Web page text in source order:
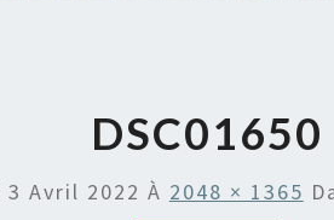
DSC01650
3 Avril 2022 À 2048 × 1365